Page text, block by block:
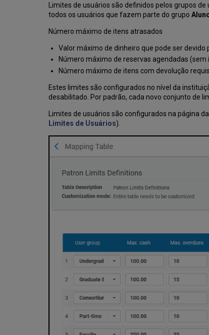
Limites de usuários são definidos pelos grupos
todos os usuários que fazem parte do grupo
Número máximo de itens atrasados
Valor máximo de dinheiro que pode ser devido
Número máximo de reservas agendadas
Número máximo de itens com devolução
Estes limites são configurados no nível da
desabilitado. Por padrão, cada novo conjunto de
Limites de usuários são configurados na página
Limites de Usuários).